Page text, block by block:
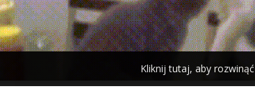
Kliknij tutaj, aby rozwinąć